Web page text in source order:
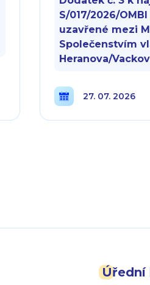
S/017/2026/
uzavřené mezi
Společenstvím
Heranova/
27. 07. 2026
Úřední